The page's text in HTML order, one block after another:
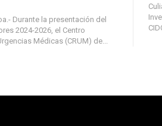
Durante la presentación del
2024-2026, el Centro
Médicas (CRUM) de...